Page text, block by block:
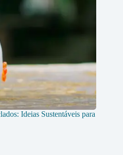
Ideias Sustentáveis para